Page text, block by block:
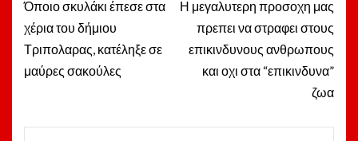
navigation
Όποιο σκυλάκι έπεσε στα
χέρια του δήμιου
Τριπολαρας, κατέληξε σε
μαύρες σακούλες
Η μεγαλυτερη προσοχη μας
πρεπει να στραφει στους
επικινδυνους ανθρωπους
και οχι στα “επικινδυνα”
ζωα